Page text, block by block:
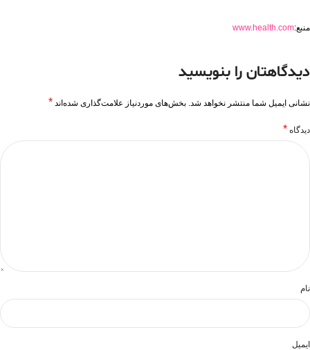
منبع:www.health.com
دیدگاهتان را بنویسید
نشانی ایمیل شما منتشر نخواهد شد. بخش‌های موردنیاز علامت‌گذاری شده‌اند *
دیدگاه *
نام
ایمیل